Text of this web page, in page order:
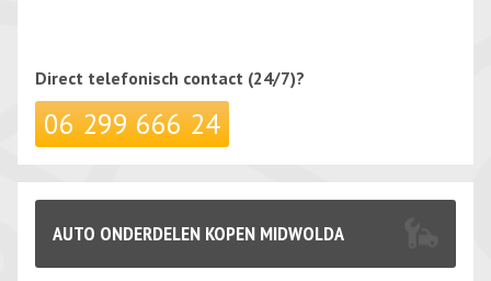
Direct telefonisch contact (24/7)?
06 299 666 24
AUTO ONDERDELEN KOPEN MIDWOLDA